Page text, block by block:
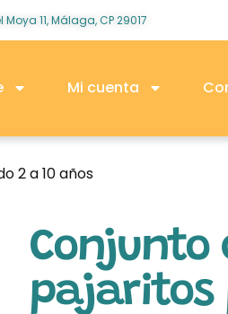
Moya 11, Málaga, CP 29017
Mi cuenta
2 a 10 años
Conjunto
pajaritos